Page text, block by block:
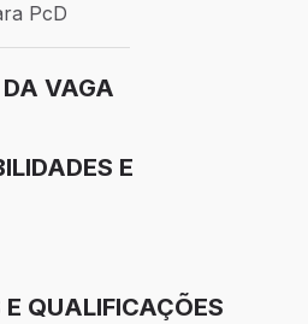
PcD
VAGA
E
E QUALIFICAÇÕES